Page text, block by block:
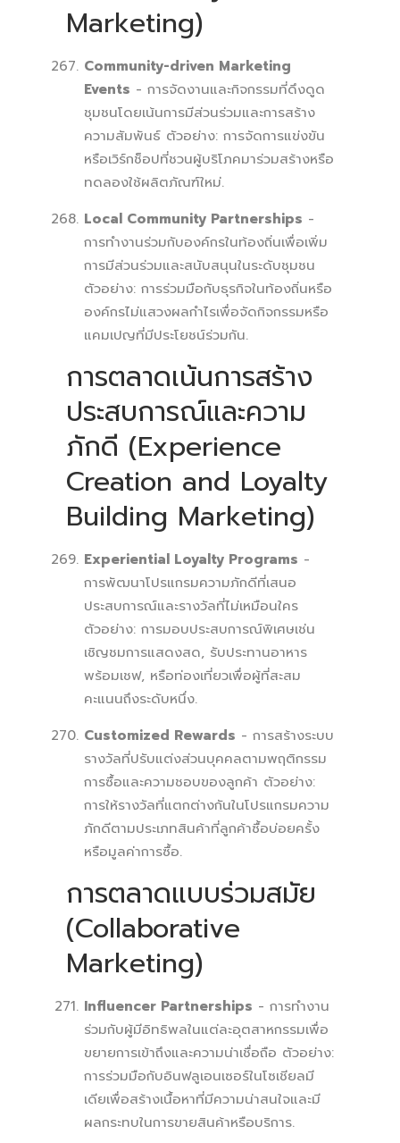
Marketing)
Community-driven Marketing
Events - การจัดงานและกิจกรรมที่ดึงดูด
ชุมชนโดยเน้นการมีส่วนร่วมและการสร้าง
ความสัมพันธ์ ตัวอย่าง: การจัดการแข่งขัน
หรือเวิร์กช็อปที่ชวนผู้บริโภคมาร่วมสร้างหรือ
ทดลองใช้ผลิตภัณฑ์ใหม่.
Local Community Partnerships -
การทำงานร่วมกับองค์กรในท้องถิ่นเพื่อเพิ่ม
การมีส่วนร่วมและสนับสนุนในระดับชุมชน
ตัวอย่าง: การร่วมมือกับธุรกิจในท้องถิ่นหรือ
องค์กรไม่แสวงผลกำไรเพื่อจัดกิจกรรมหรือ
แคมเปญที่มีประโยชน์ร่วมกัน.
การตลาดเน้นการสร้าง
ประสบการณ์และความ
ภักดี (Experience
Creation and Loyalty
Building Marketing)
Experiential Loyalty Programs -
การพัฒนาโปรแกรมความภักดีที่เสนอ
ประสบการณ์และรางวัลที่ไม่เหมือนใคร
ตัวอย่าง: การมอบประสบการณ์พิเศษเช่น
เชิญชมการแสดงสด, รับประทานอาหาร
พร้อมเชฟ, หรือท่องเที่ยวเพื่อผู้ที่สะสม
คะแนนถึงระดับหนึ่ง.
Customized Rewards - การสร้างระบบ
รางวัลที่ปรับแต่งส่วนบุคคลตามพฤติกรรม
การซื้อและความชอบของลูกค้า ตัวอย่าง:
การให้รางวัลที่แตกต่างกันในโปรแกรมความ
ภักดีตามประเภทสินค้าที่ลูกค้าซื้อบ่อยครั้ง
หรือมูลค่าการซื้อ.
การตลาดแบบร่วมสมัย
(Collaborative
Marketing)
Influencer Partnerships - การทำงาน
ร่วมกับผู้มีอิทธิพลในแต่ละอุตสาหกรรมเพื่อ
ขยายการเข้าถึงและความน่าเชื่อถือ ตัวอย่าง:
การร่วมมือกับอินฟลูเอนเซอร์ในโซเชียลมี
เดียเพื่อสร้างเนื้อหาที่มีความน่าสนใจและมี
ผลกระทบในการขายสินค้าหรือบริการ.